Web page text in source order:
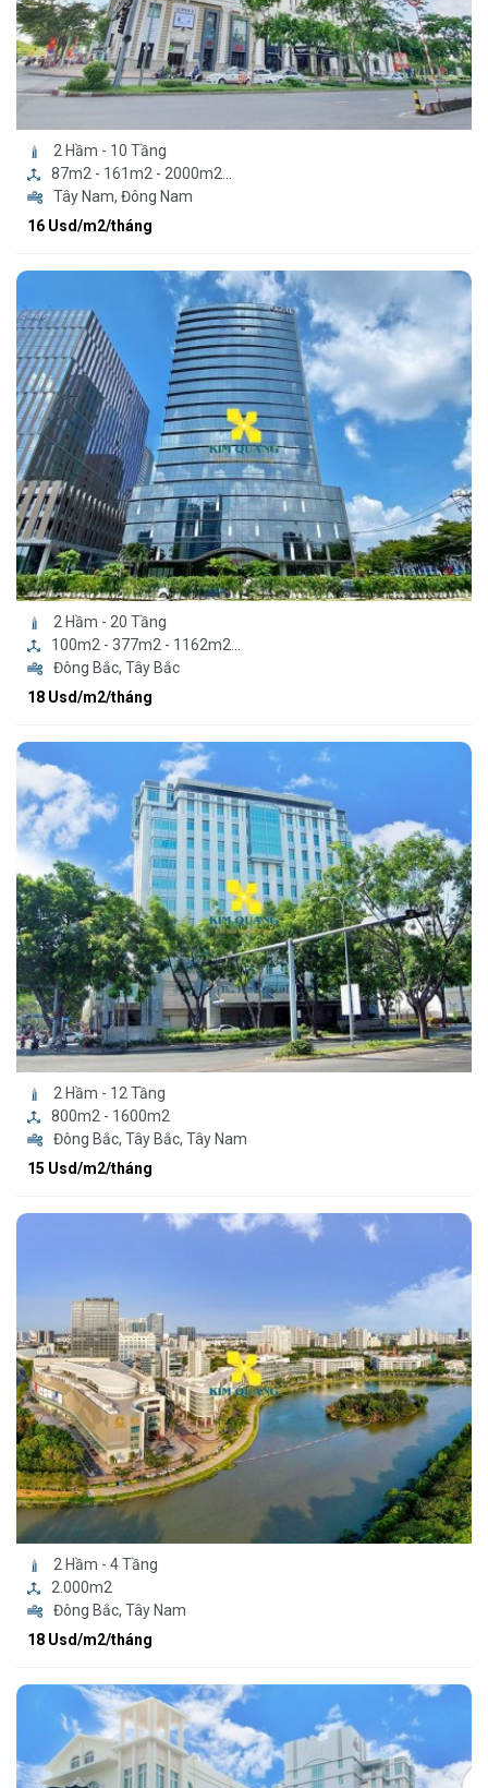
2 Hầm - 10 Tầng
87m2 - 161m2 - 2000m2...
Tây Nam, Đông Nam
16 Usd/m2/tháng
2 Hầm - 20 Tầng
100m2 - 377m2 - 1162m2...
Đông Bắc, Tây Bắc
18 Usd/m2/tháng
2 Hầm - 12 Tầng
800m2 - 1600m2
Đông Bắc, Tây Bắc, Tây Nam
15 Usd/m2/tháng
2 Hầm - 4 Tầng
2.000m2
Đông Bắc, Tây Nam
18 Usd/m2/tháng